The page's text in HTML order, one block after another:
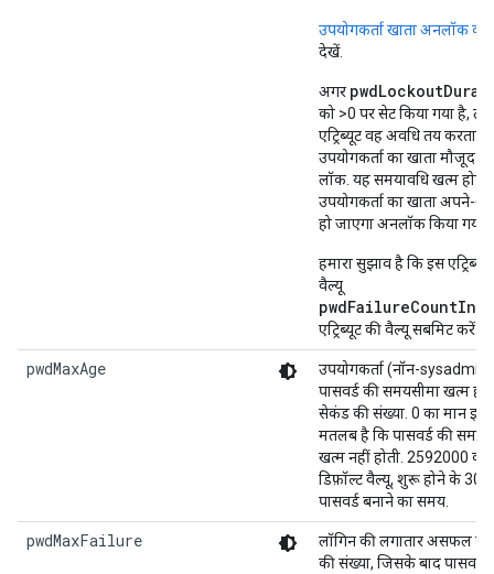
उपयोगकर्ता खाता अनलॉक
देखें.
अगर
को >0 पर सेट किया गया है, तो
एट्रिब्यूट वह अवधि तय करता
उपयोगकर्ता का खाता मौजूद
लॉक. यह समयावधि खत्म होने
उपयोगकर्ता का खाता अपने-
हो जाएगा अनलॉक किया गया.
हमारा सुझाव है कि इस
वैल्यू
एट्रिब्यूट की वैल्यू सबमिट करें.
pwdMaxAge
उपयोगकर्ता (नॉन-sysadmin)
पासवर्ड की समयसीमा खत्म
सेकंड की संख्या. 0 का मान
मतलब है कि पासवर्ड की समय
खत्म नहीं होती. 2592000 की
डिफ़ॉल्ट वैल्यू, शुरू होने के 30
पासवर्ड बनाने का समय.
pwdMaxFailure
लॉगिन की लगातार असफल
की संख्या, जिसके बाद पासवर्ड